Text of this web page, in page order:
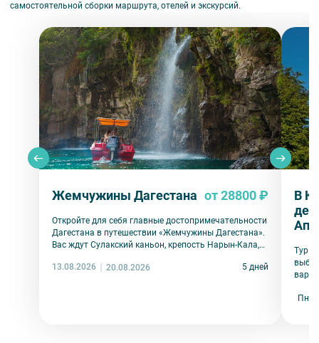
самостоятельной сборки маршрута, отелей и экскурсий.
Жемчужины Дагестана от 28800 ₽
Откройте для себя главные достопримечательности
Дагестана в путешествии «Жемчужины Дагестана».
Вас ждут Сулакский каньон, крепость Нарын-Кала,
незабываемые впечатления от каждого дня.
13.08.2026 20.08.2026 5 дней
В
Тур в
Пн